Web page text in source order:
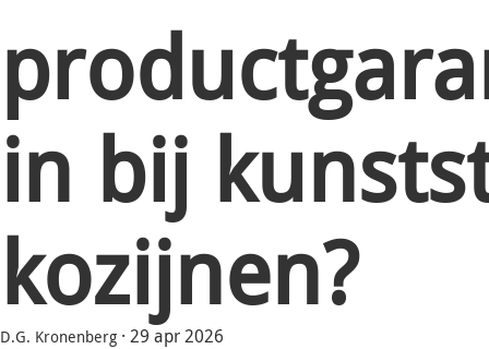
in bij
kozijnen?
D.G. Kronenberg · 29 apr 2026